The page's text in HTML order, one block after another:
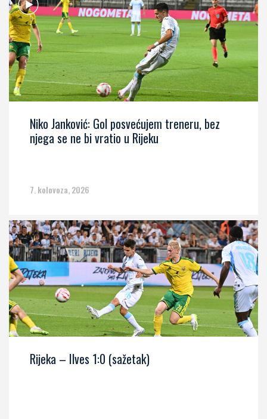
Niko Janković: Gol posvećujem treneru, bez
njega se ne bi vratio u Rijeku
7. kolovoza, 2026
Rijeka – Ilves 1:0 (sažetak)